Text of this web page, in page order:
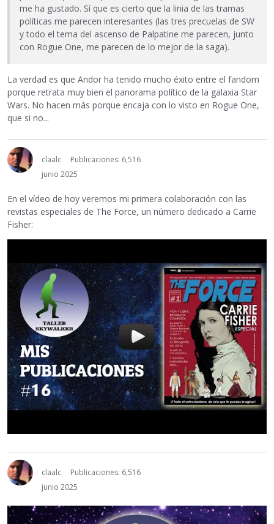
me ha gustado. Sí que es cierto que la linia de las tramas
políticas me parecen interesantes (las tres precuelas de SW
y todo el tema del ascenso de Palpatine me parecen, junto
con Rogue One, me parecen de lo mejor de la saga).
La verdad es que Andor ha tenido mucho éxito entre el fandom
porque retrata muy bien el panorama político de la galaxia Star
Wars. No hacen más porque encaja con lo visto en Rogue One,
que si no...
claalc
Publicaciones: 6,516
junio 2025
En el vídeo de hoy veremos mi primera colaboración con las
revistas especiales de The Force, un número dedicado a Carrie
Fisher:
claalc
Publicaciones: 6,516
junio 2025